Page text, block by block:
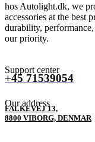
hos Autolight.dk, we
accessories at the best
durability,
our priority.
Support center
+45 71539054
Our address
FALKEVEJ 13,
8800 VIBORG, DENMAR